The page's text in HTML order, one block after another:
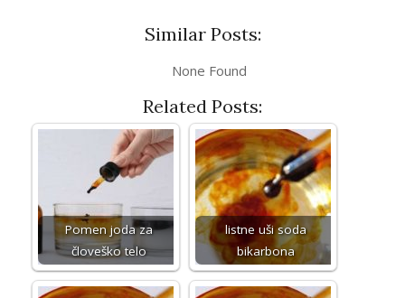
Similar Posts:
None Found
Related Posts:
Pomen joda za
človeško telo
listne uši soda
bikarbona